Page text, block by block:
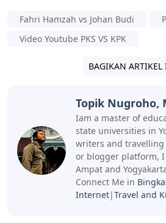
Fahri Hamzah vs Johan Budi
Video Youtube PKS VS KPK
BAGIKAN
Topik Nugroho,
Iam a master of
state universities in
writers and
or blogger platform, I
Ampat and
Connect Me in
Internet|Travel and